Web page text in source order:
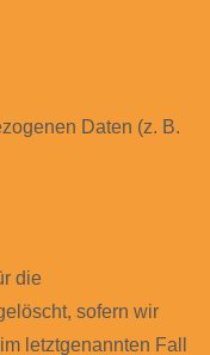
Daten (z. B.
die
sofern wir
letztgenannten Fall